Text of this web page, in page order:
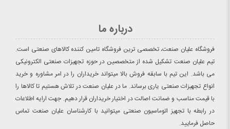
درباره ما
فروشگاه علیان صنعت، تخصصی ترین فروشگاه تامین کننده کالاهای صنعتی است.
تیم علیان صنعت تشکیل شده از متخصصین در حوزه تجهیزات صنعتی الکترونیکی
می باشد. این تیم با سابقه فروش بالا میتواند خریداران را در امر مشاوره و خرید
انواع تجهیزات صنعتی یاری برساند. ما در علیان صنعت در تلاش هستیم تا کالاها را
با قیمت مناسب و ضمانت اصالت در اختیار خریداران قرار دهیم. جهت ارایه اطلاعات
در رابطه با تجهیز اتوماسیون صنعتی میتوانید با کارشناسان علیان صنعت تماس
حاصل فرمایید.